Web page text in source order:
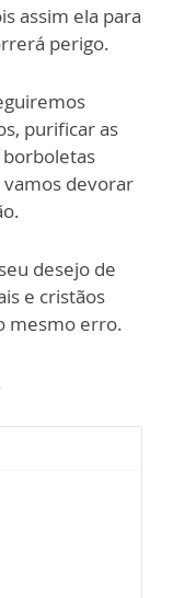
assim ela para
perigo.
purificar as
borboletas
vamos devorar
desejo de
e cristãos
mesmo erro.